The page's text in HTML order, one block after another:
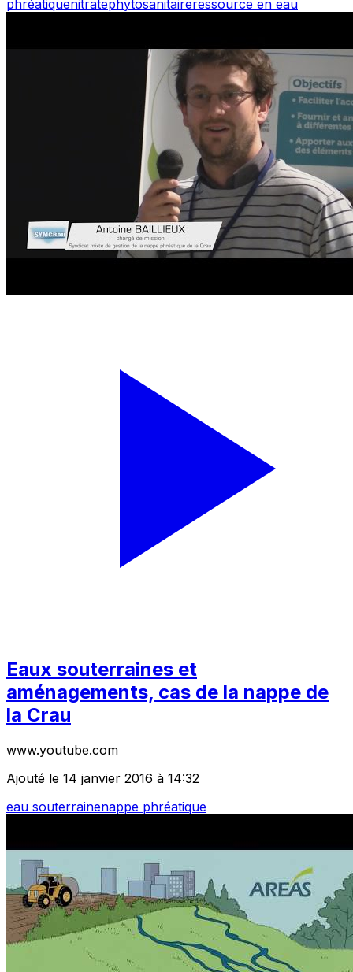
phréatiquenitratephytosanitaireressource en eau
Eaux souterraines et
aménagements, cas de la nappe de
la Crau
www.youtube.com
Ajouté le 14 janvier 2016 à 14:32
eau souterrainenappe phréatique